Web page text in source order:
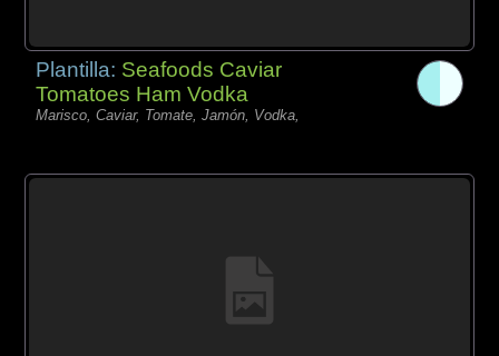
Plantilla: Seafoods Caviar
Tomatoes Ham Vodka
Marisco, Caviar, Tomate, Jamón, Vodka,